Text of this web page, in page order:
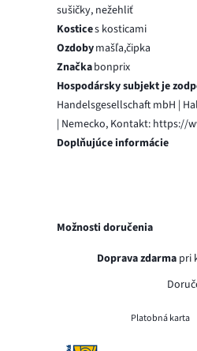
sušičky, nežehliť
Kostices kosticami
Ozdobymašľa,čipka
Značkabonprix
Hospodársky subjekt je
Handelsgesellschaft mbH |
| Nemecko, Kontakt: https://
Doplňujúce informácie
Možnosti doručenia
Doprava zdarmapri
Platobná karta